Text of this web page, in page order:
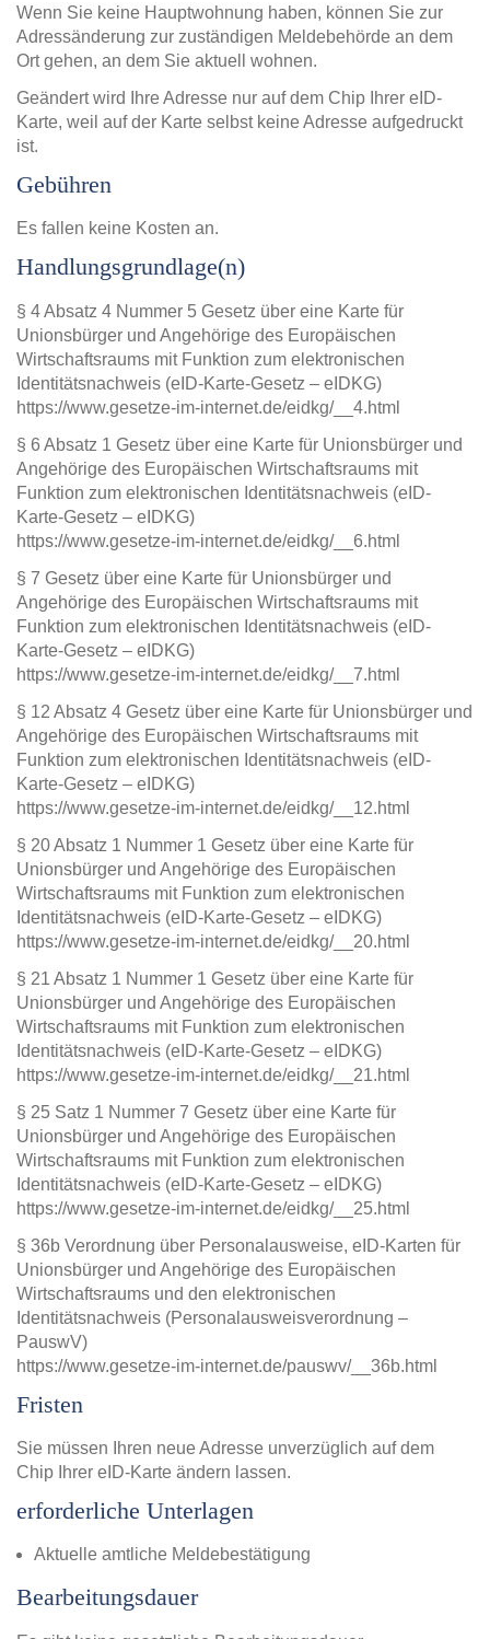
Wenn Sie keine Hauptwohnung haben, können Sie zur
Adressänderung zur zuständigen Meldebehörde an dem
Ort gehen, an dem Sie aktuell wohnen.
Geändert wird Ihre Adresse nur auf dem Chip Ihrer eID-
Karte, weil auf der Karte selbst keine Adresse aufgedruckt
ist.
Gebühren
Es fallen keine Kosten an.
Handlungsgrundlage(n)
§ 4 Absatz 4 Nummer 5 Gesetz über eine Karte für
Unionsbürger und Angehörige des Europäischen
Wirtschaftsraums mit Funktion zum elektronischen
Identitätsnachweis (eID-Karte-Gesetz – eIDKG)
https://www.gesetze-im-internet.de/eidkg/__4.html
§ 6 Absatz 1 Gesetz über eine Karte für Unionsbürger und
Angehörige des Europäischen Wirtschaftsraums mit
Funktion zum elektronischen Identitätsnachweis (eID-
Karte-Gesetz – eIDKG)
https://www.gesetze-im-internet.de/eidkg/__6.html
§ 7 Gesetz über eine Karte für Unionsbürger und
Angehörige des Europäischen Wirtschaftsraums mit
Funktion zum elektronischen Identitätsnachweis (eID-
Karte-Gesetz – eIDKG)
https://www.gesetze-im-internet.de/eidkg/__7.html
§ 12 Absatz 4 Gesetz über eine Karte für Unionsbürger und
Angehörige des Europäischen Wirtschaftsraums mit
Funktion zum elektronischen Identitätsnachweis (eID-
Karte-Gesetz – eIDKG)
https://www.gesetze-im-internet.de/eidkg/__12.html
§ 20 Absatz 1 Nummer 1 Gesetz über eine Karte für
Unionsbürger und Angehörige des Europäischen
Wirtschaftsraums mit Funktion zum elektronischen
Identitätsnachweis (eID-Karte-Gesetz – eIDKG)
https://www.gesetze-im-internet.de/eidkg/__20.html
§ 21 Absatz 1 Nummer 1 Gesetz über eine Karte für
Unionsbürger und Angehörige des Europäischen
Wirtschaftsraums mit Funktion zum elektronischen
Identitätsnachweis (eID-Karte-Gesetz – eIDKG)
https://www.gesetze-im-internet.de/eidkg/__21.html
§ 25 Satz 1 Nummer 7 Gesetz über eine Karte für
Unionsbürger und Angehörige des Europäischen
Wirtschaftsraums mit Funktion zum elektronischen
Identitätsnachweis (eID-Karte-Gesetz – eIDKG)
https://www.gesetze-im-internet.de/eidkg/__25.html
§ 36b Verordnung über Personalausweise, eID-Karten für
Unionsbürger und Angehörige des Europäischen
Wirtschaftsraums und den elektronischen
Identitätsnachweis (Personalausweisverordnung –
PauswV)
https://www.gesetze-im-internet.de/pauswv/__36b.html
Fristen
Sie müssen Ihren neue Adresse unverzüglich auf dem
Chip Ihrer eID-Karte ändern lassen.
erforderliche Unterlagen
Aktuelle amtliche Meldebestätigung
Bearbeitungsdauer